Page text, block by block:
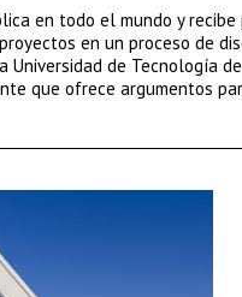
en todo el mundo y
en un proceso de
de Tecnología
que ofrece argumentos